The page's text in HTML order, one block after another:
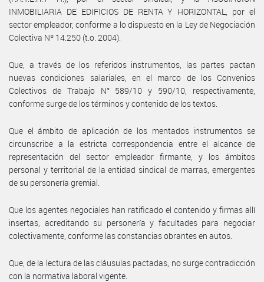
INMOBILIARIA DE EDIFICIOS DE RENTA Y HORIZONTAL, por el
sector empleador, conforme a lo dispuesto en la Ley de Negociación
Colectiva Nº 14.250 (t.o. 2004).
Que, a través de los referidos instrumentos, las partes pactan
nuevas condiciones salariales, en el marco de los Convenios
Colectivos de Trabajo N° 589/10 y 590/10, respectivamente,
conforme surge de los términos y contenido de los textos.
Que el ámbito de aplicación de los mentados instrumentos se
circunscribe a la estricta correspondencia entre el alcance de
representación del sector empleador firmante, y los ámbitos
personal y territorial de la entidad sindical de marras, emergentes
de su personería gremial.
Que los agentes negociales han ratificado el contenido y firmas allí
insertas, acreditando su personería y facultades para negociar
colectivamente, conforme las constancias obrantes en autos.
Que, de la lectura de las cláusulas pactadas, no surge contradicción
con la normativa laboral vigente.